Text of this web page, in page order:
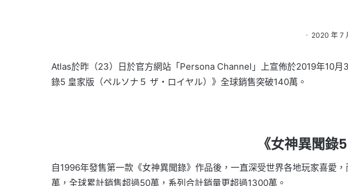
2020 年 7
Atlas於昨（23）日於官方網站「Persona Channel」上宣佈於2019年10
錄5 皇家版（ペルソナ５ ザ・ロイヤル）》全球銷售突破140萬。
《女神異聞
自1996年發售第一款《女神異聞錄》作品後，一直深受世界各地玩家喜愛
萬，全球累計銷售超過50萬，系列合計銷量更超過1300萬。